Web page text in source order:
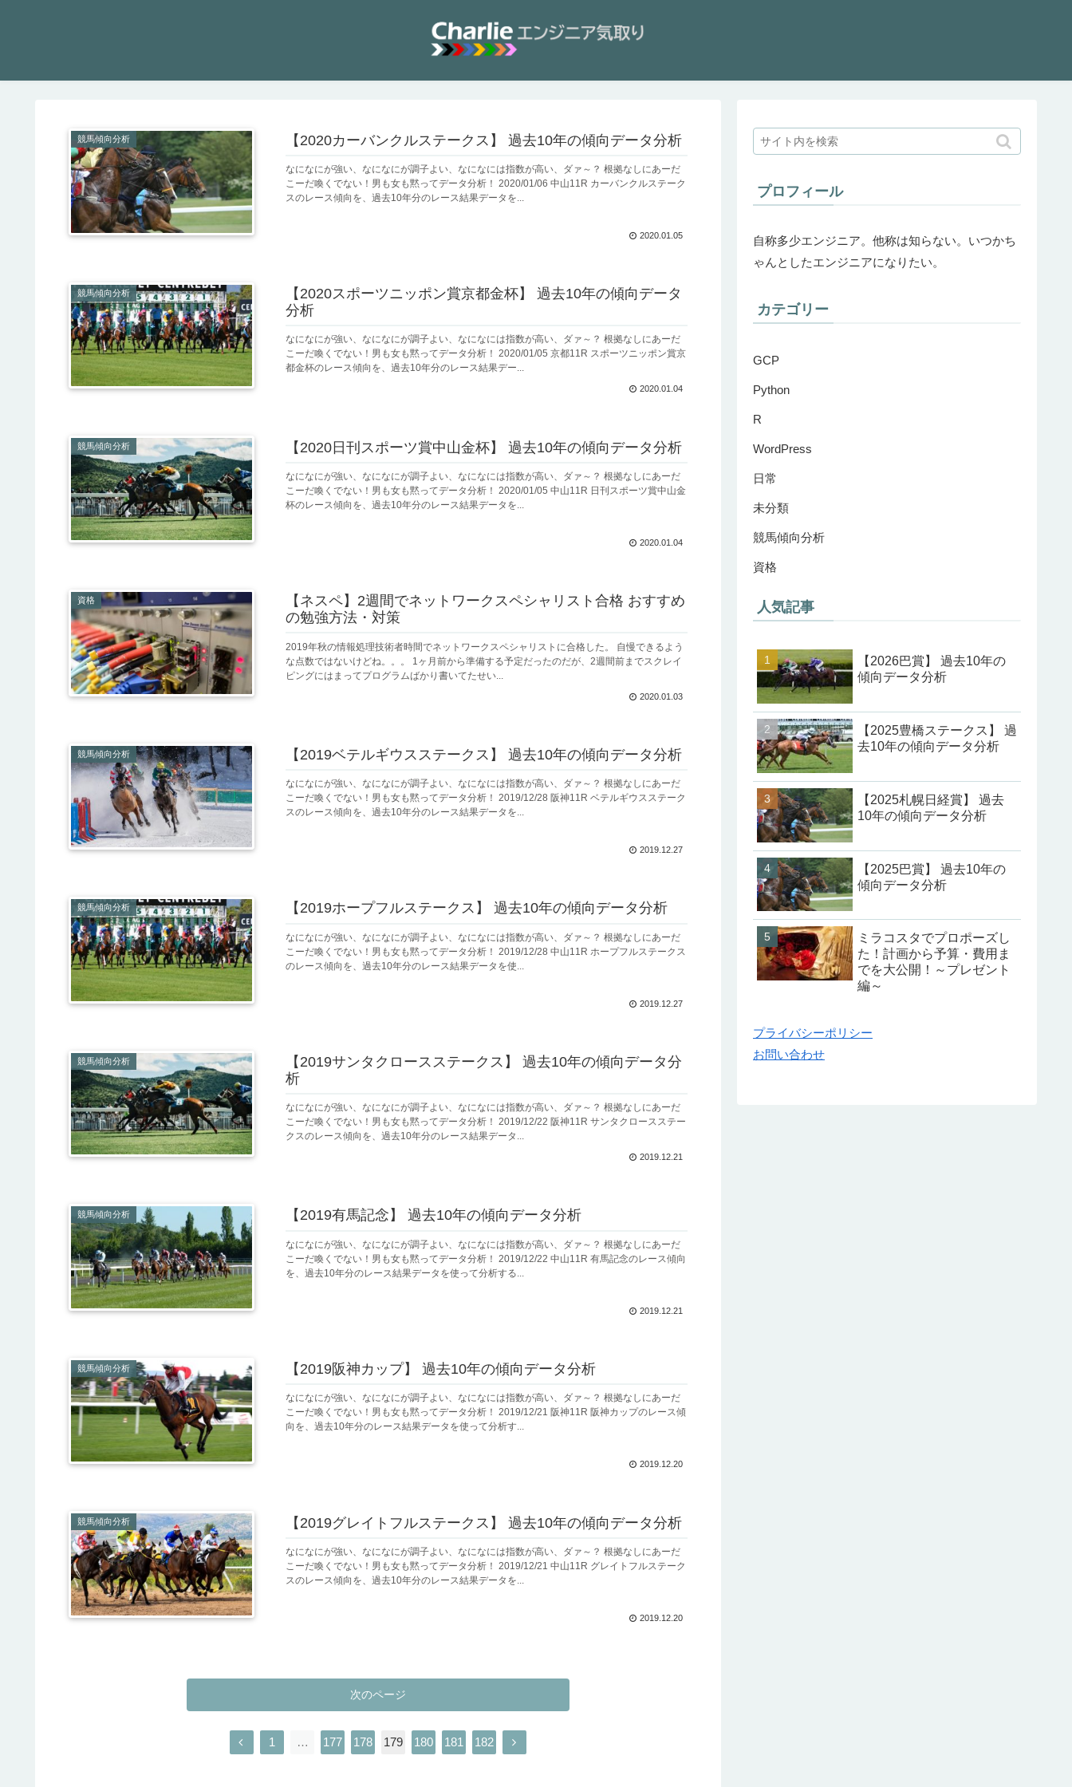
競馬傾向分析 【2020カーバンクルステークス】 過去10年の傾向データ分析
なになにが強い、なになにが調子よい、なになには指数が高い、ダァ～？ 根拠なしにあーだ
こーだ喚くでない！男も女も黙ってデータ分析！ 2020/01/06 中山11R カーバンクルステーク
スのレース傾向を、過去10年分のレース結果データを...
2020.01.05
競馬傾向分析
【2020スポーツニッポン賞京都金杯】 過去10年の傾向データ
分析
なになにが強い、なになにが調子よい、なになには指数が高い、ダァ～？ 根拠なしにあーだ
こーだ喚くでない！男も女も黙ってデータ分析！ 2020/01/05 京都11R スポーツニッポン賞京
都金杯のレース傾向を、過去10年分のレース結果デー...
2020.01.04
競馬傾向分析 【2020日刊スポーツ賞中山金杯】 過去10年の傾向データ分析
なになにが強い、なになにが調子よい、なになには指数が高い、ダァ～？ 根拠なしにあーだ
こーだ喚くでない！男も女も黙ってデータ分析！ 2020/01/05 中山11R 日刊スポーツ賞中山金
杯のレース傾向を、過去10年分のレース結果データを...
2020.01.04
資格
【ネスペ】2週間でネットワークスペシャリスト合格 おすすめ
の勉強方法・対策
2019年秋の情報処理技術者時間でネットワークスペシャリストに合格した。 自慢できるよう
な点数ではないけどね。。。 1ヶ月前から準備する予定だったのだが、2週間前までスクレイ
ピングにはまってプログラムばかり書いてたせい...
2020.01.03
競馬傾向分析 【2019ベテルギウスステークス】 過去10年の傾向データ分析
なになにが強い、なになにが調子よい、なになには指数が高い、ダァ～？ 根拠なしにあーだ
こーだ喚くでない！男も女も黙ってデータ分析！ 2019/12/28 阪神11R ベテルギウスステーク
スのレース傾向を、過去10年分のレース結果データを...
2019.12.27
競馬傾向分析 【2019ホープフルステークス】 過去10年の傾向データ分析
なになにが強い、なになにが調子よい、なになには指数が高い、ダァ～？ 根拠なしにあーだ
こーだ喚くでない！男も女も黙ってデータ分析！ 2019/12/28 中山11R ホープフルステークス
のレース傾向を、過去10年分のレース結果データを使...
2019.12.27
競馬傾向分析
【2019サンタクロースステークス】 過去10年の傾向データ分
析
なになにが強い、なになにが調子よい、なになには指数が高い、ダァ～？ 根拠なしにあーだ
こーだ喚くでない！男も女も黙ってデータ分析！ 2019/12/22 阪神11R サンタクロースステー
クスのレース傾向を、過去10年分のレース結果データ...
2019.12.21
競馬傾向分析 【2019有馬記念】 過去10年の傾向データ分析
なになにが強い、なになにが調子よい、なになには指数が高い、ダァ～？ 根拠なしにあーだ
こーだ喚くでない！男も女も黙ってデータ分析！ 2019/12/22 中山11R 有馬記念のレース傾向
を、過去10年分のレース結果データを使って分析する...
2019.12.21
競馬傾向分析 【2019阪神カップ】 過去10年の傾向データ分析
なになにが強い、なになにが調子よい、なになには指数が高い、ダァ～？ 根拠なしにあーだ
こーだ喚くでない！男も女も黙ってデータ分析！ 2019/12/21 阪神11R 阪神カップのレース傾
向を、過去10年分のレース結果データを使って分析す...
2019.12.20
競馬傾向分析 【2019グレイトフルステークス】 過去10年の傾向データ分析
なになにが強い、なになにが調子よい、なになには指数が高い、ダァ～？ 根拠なしにあーだ
こーだ喚くでない！男も女も黙ってデータ分析！ 2019/12/21 中山11R グレイトフルステーク
スのレース傾向を、過去10年分のレース結果データを...
2019.12.20
次のページ
1 … 177 178 179 180 181 182
プロフィール
自称多少エンジニア。他称は知らない。いつかち
ゃんとしたエンジニアになりたい。
カテゴリー
GCP
Python
R
WordPress
日常
未分類
競馬傾向分析
資格
人気記事
【2026巴賞】 過去10年の
傾向データ分析
【2025豊橋ステークス】 過
去10年の傾向データ分析
【2025札幌日経賞】 過去
10年の傾向データ分析
【2025巴賞】 過去10年の
傾向データ分析
ミラコスタでプロポーズし
た！計画から予算・費用ま
でを大公開！～プレゼント
編～
プライバシーポリシー
お問い合わせ